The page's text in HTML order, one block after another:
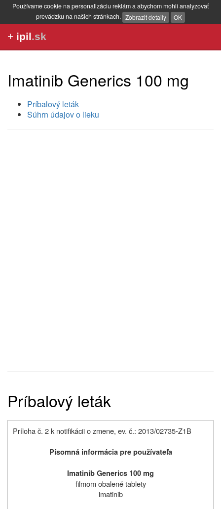
Používame cookie na personalizáciu reklám a abychom mohli analyzovať
prevádzku na našich stránkach. Zobrazit detaily OK
+ ipil.sk
Imatinib Generics 100 mg
Príbalový leták
Súhrn údajov o lieku
Príbalový leták
Príloha č. 2 k notifikácii o zmene, ev. č.: 2013/02735-Z1B
Písomná informácia pre používateľa
Imatinib Generics 100 mg
filmom obalené tablety
imatinib